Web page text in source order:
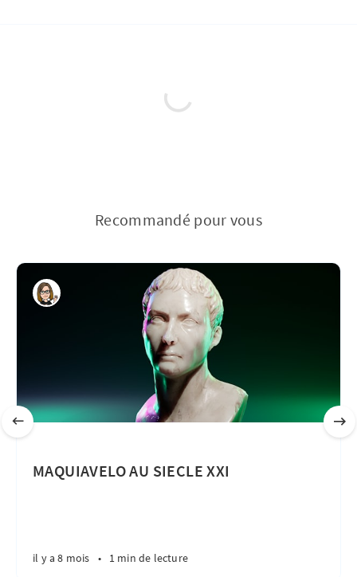
Recommandé pour vous
MAQUIAVELO AU SIECLE XXI
il y a 8 mois • 1 min de lecture